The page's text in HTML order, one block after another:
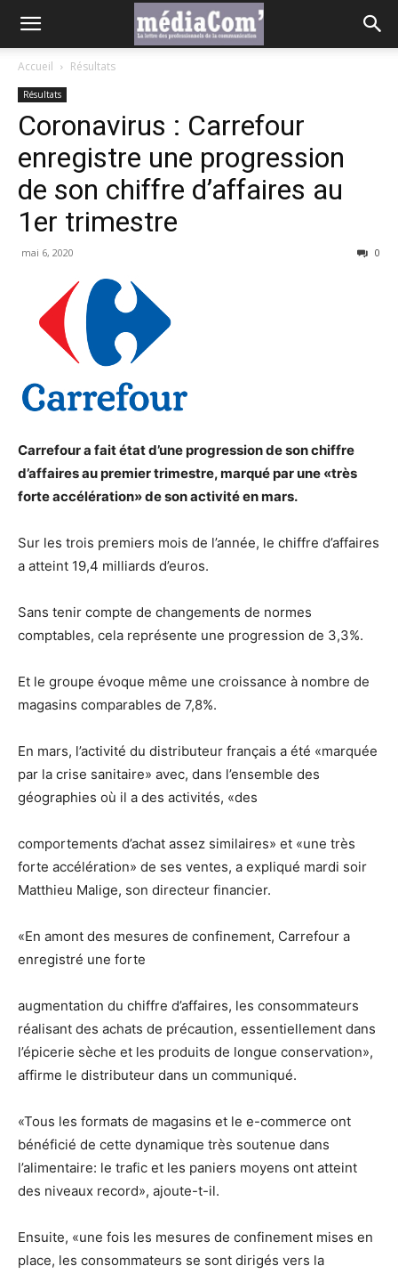
Accueil Résultats
Résultats
Coronavirus : Carrefour
enregistre une progression
de son chiffre d’affaires au
1er trimestre
mai 6, 2020 0
Carrefour a fait état d’une progression de son chiffre
d’affaires au premier trimestre, marqué par une «très
forte accélération» de son activité en mars.
Sur les trois premiers mois de l’année, le chiffre d’affaires
a atteint 19,4 milliards d’euros.
Sans tenir compte de changements de normes
comptables, cela représente une progression de 3,3%.
Et le groupe évoque même une croissance à nombre de
magasins comparables de 7,8%.
En mars, l’activité du distributeur français a été «marquée
par la crise sanitaire» avec, dans l’ensemble des
géographies où il a des activités, «des
comportements d’achat assez similaires» et «une très
forte accélération» de ses ventes, a expliqué mardi soir
Matthieu Malige, son directeur financier.
«En amont des mesures de confinement, Carrefour a
enregistré une forte
augmentation du chiffre d’affaires, les consommateurs
réalisant des achats de précaution, essentiellement dans
l’épicerie sèche et les produits de longue conservation»,
affirme le distributeur dans un communiqué.
«Tous les formats de magasins et le e-commerce ont
bénéficié de cette dynamique très soutenue dans
l’alimentaire: le trafic et les paniers moyens ont atteint
des niveaux record», ajoute-t-il.
Ensuite, «une fois les mesures de confinement mises en
place, les consommateurs se sont dirigés vers la